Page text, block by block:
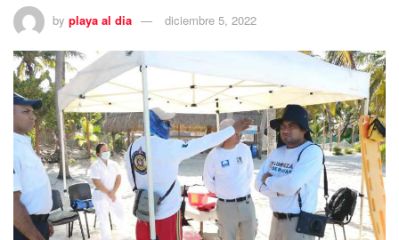
by playa al dia diciembre 5, 2022